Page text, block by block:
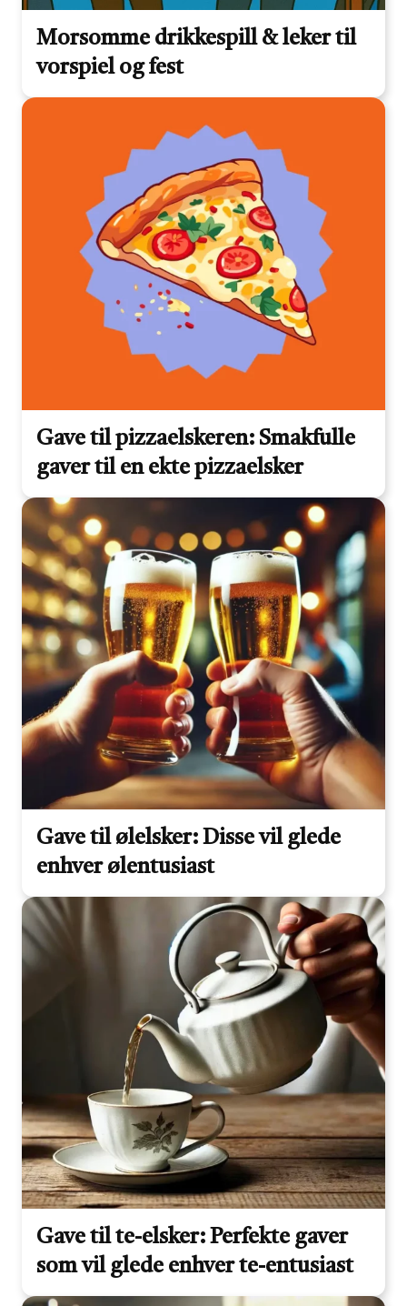
Morsomme drikkespill & leker til
vorspiel og fest
Gave til pizzaelskeren: Smakfulle
gaver til en ekte pizzaelsker
Gave til ølelsker: Disse vil glede
enhver ølentusiast
Gave til te-elsker: Perfekte gaver
som vil glede enhver te-entusiast